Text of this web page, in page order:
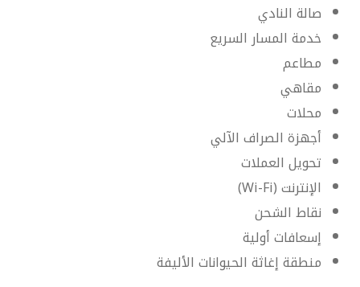
صالة النادي
خدمة المسار السريع
مطاعم
مقاهي
محلات
أجهزة الصراف الآلي
تحويل العملات
الإنترنت (Wi-Fi)
نقاط الشحن
إسعافات أولية
منطقة إغاثة الحيوانات الأليفة